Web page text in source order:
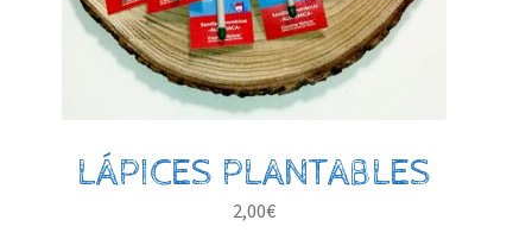
LÁPICES PLANTABLES
2,00€